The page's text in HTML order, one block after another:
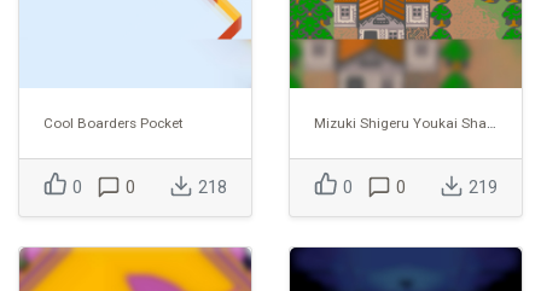
Cool Boarders Pocket
0 0 218
Mizuki Shigeru Youkai Shashin Kan
0 0 219